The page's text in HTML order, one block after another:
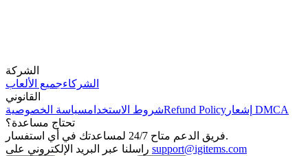
الشركة
الشركاءجميع الألعاب
القانوني
شروط الاستخدامسياسة الخصوصية Refund Policy
إشعار DMCA
تحتاج مساعدة؟
فريق الدعم متاح 24/7 لمساعدتك في أي استفسار.
support@igitems.com